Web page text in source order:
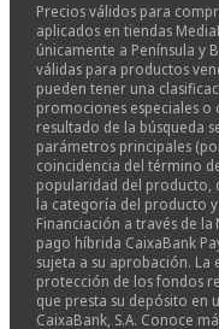
Precios válidos para
aplicados en tiendas
únicamente a Península y
válidas para productos
pueden tener una
promociones especiales o
resultado de la búsqueda
parámetros principales
coincidencia del término
popularidad del producto,
la categoría del producto
Financiación a través de
pago híbrida CaixaBank
sujeta a su aprobación.
protección de los fondos
que presta su depósito en
CaixaBank, S.A. Conoce